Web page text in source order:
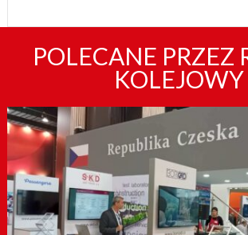
POLECANE PRZEZ
KOLEJOWY